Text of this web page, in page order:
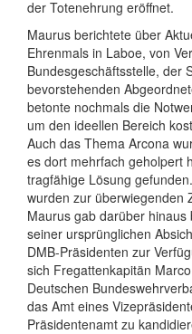
der Totenehrung eröffnet.
Maurus berichtete über
Ehrenmals in Laboe, von
Bundesgeschäftsstelle, der
bevorstehenden
betonte nochmals die
um den ideellen Bereich
Auch das Thema Arcona
es dort mehrfach geholpert
tragfähige Lösung
wurden zur überwiegenden
Maurus gab darüber
seiner ursprünglichen
DMB-Präsidenten zur
sich Fregattenkapitän
Deutschen
das Amt eines
Präsidentenamt zu